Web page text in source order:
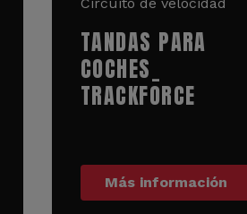
Circuito de velocidad
TANDAS PARA
COCHES_
TRACKFORCE
Más información